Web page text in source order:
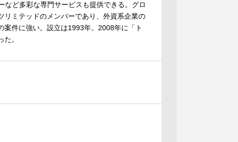
ど多彩な専門サービスも提供できる。グロ
ミテッドのメンバーであり、外資系企業の
件に強い。設立は1993年。2008年に「ト
。